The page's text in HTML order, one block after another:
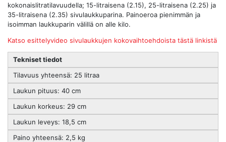
kokonaislitratilavuudella; 15-litraisena (2.15), 25-litraisena (2.25) ja
35-litraisena (2.35) sivulaukkuparina. Painoeroa pienimmän ja
isoimman laukkuparin välillä on alle kilo.
Katso esittelyvideo sivulaukkujen kokovaihtoehdoista tästä linkistä
Tekniset tiedot
Tilavuus yhteensä: 25 litraa
Laukun pituus: 40 cm
Laukun korkeus: 29 cm
Laukun leveys: 18,5 cm
Paino yhteensä: 2,5 kg